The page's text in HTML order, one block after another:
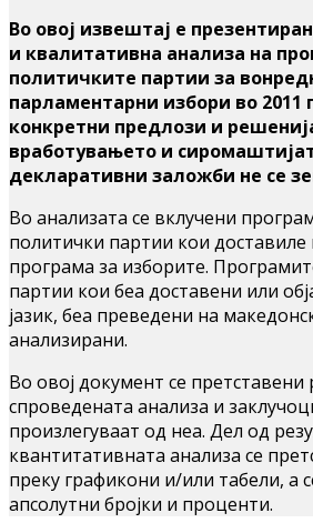
Во овој извештај е
и квалитативна анализа на
политичките партии за
парламентарни избори во 2011
конкретни предлози и
вработувањето и
декларативни заложби не се
Во анализата се вклучени
политички партии кои доставиле
програма за изборите.
партии кои беа доставени или
јазик, беа преведени на
анализирани.
Во овој документ се претставени
спроведената анализа и
произлегуваат од неа. Дел од
квантитативната анализа се
преку графикони и/или табели, а
апсолутни бројки и проценти.